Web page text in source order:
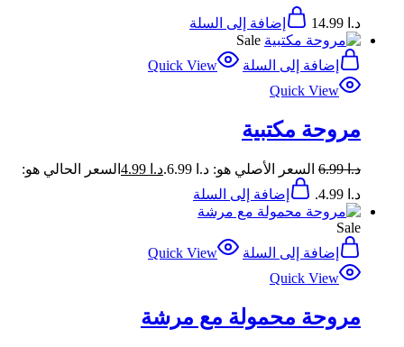
د.ا
إضافة إلى السلة
Sale
إضافة إلى السلة
Quick View
Quick View
مروحة مكتبية
د.ا6.99 السعر الأصلي هو: د.ا 6.99. د.ا
السعر الحالي هو:
د.ا 4.99.
إضافة إلى السلة
Sale
إضافة إلى السلة
Quick View
Quick View
مروحة محمولة مع مرشة